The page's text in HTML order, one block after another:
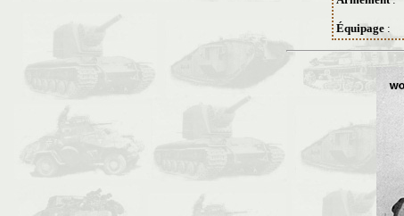
Équipage :